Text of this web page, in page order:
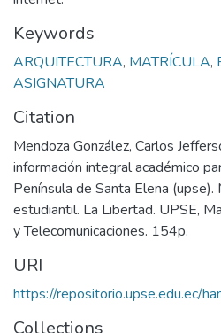
Keywords
ARQUITECTURA, MATRÍCULA,
ASIGNATURA
Citation
Mendoza González, Carlos
información integral académico
Península de Santa Elena
estudiantil. La Libertad. UPSE,
y Telecomunicaciones. 154p.
URI
https://repositorio.upse.edu.ec/
Collections